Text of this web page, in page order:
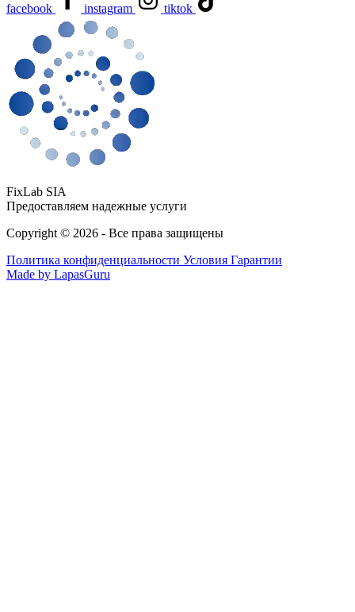
facebook instagram tiktok
FixLab SIA
Предоставляем надежные услуги
Copyright © 2026 - Все права защищены
Политика конфиденциальности Условия Гарантии
Made by LapasGuru